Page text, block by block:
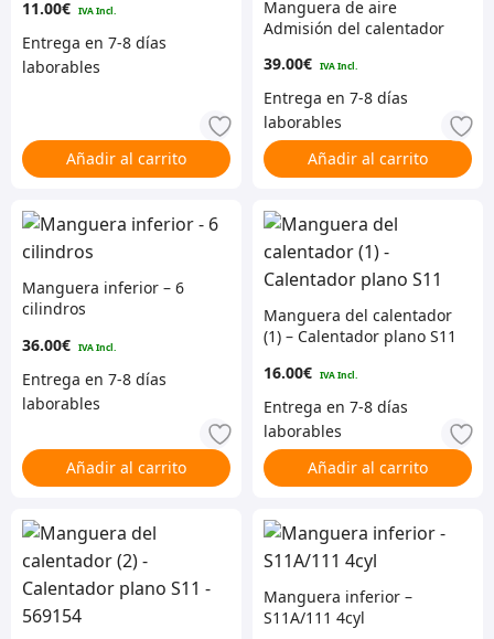
11.00€
Añadir al carrito
Manguera de aire
Admisión del calentador
39.00€
Añadir al carrito
Manguera inferior – 6
cilindros
36.00€
Añadir al carrito
Manguera del calentador
(1) – Calentador plano S11
16.00€
Añadir al carrito
Manguera inferior –
S11A/111 4cyl